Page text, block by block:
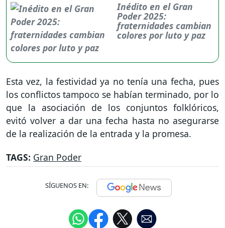
Inédito en el Gran
Poder 2025:
fraternidades cambian
colores por luto y paz
Esta vez, la festividad ya no tenía una fecha, pues
los conflictos tampoco se habían terminado, por lo
que la asociación de los conjuntos folklóricos,
evitó volver a dar una fecha hasta no asegurarse
de la realización de la entrada y la promesa.
TAGS: Gran Poder
SÍGUENOS EN: